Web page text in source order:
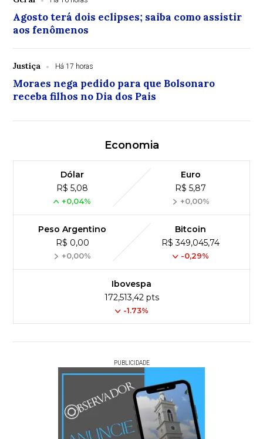
Agosto terá dois eclipses; saiba como assistir
aos fenômenos
Justiça Há 17 horas
Moraes nega pedido para que Bolsonaro
receba filhos no Dia dos Pais
Economia
Dólar
R$ 5,08
+0,04%
Euro
R$ 5,87
+0,00%
Peso Argentino
R$ 0,00
+0,00%
Bitcoin
R$ 349,045,74
-0,29%
Ibovespa
172,513,42 pts
-1.73%
PUBLICIDADE